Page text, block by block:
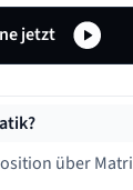
jetzt
über